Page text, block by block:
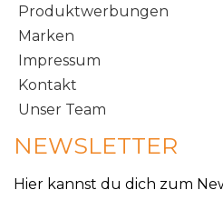
Produktwerbungen
Marken
Impressum
Kontakt
Unser Team
NEWSLETTER
Hier kannst du dich zum